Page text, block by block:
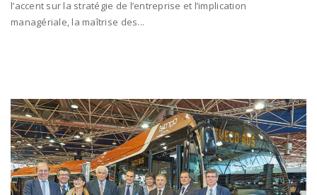
l’accent sur la stratégie de l’entreprise et l’implication
managériale, la maîtrise des...